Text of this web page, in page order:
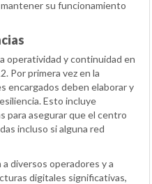
su funcionamiento
operatividad y continuidad en
Por primera vez en la
encargados deben elaborar y
Esto incluye
para asegurar que el centro
incluso si alguna red
diversos operadores y a
digitales significativas,